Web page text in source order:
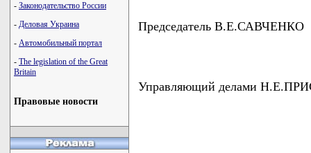
- Законодательство России
- Деловая Украина
- Автомобильный портал
- The legislation of the Great
Britain
Правовые новости
Председатель В.Е.САВЧЕНКО
Управляющий делами